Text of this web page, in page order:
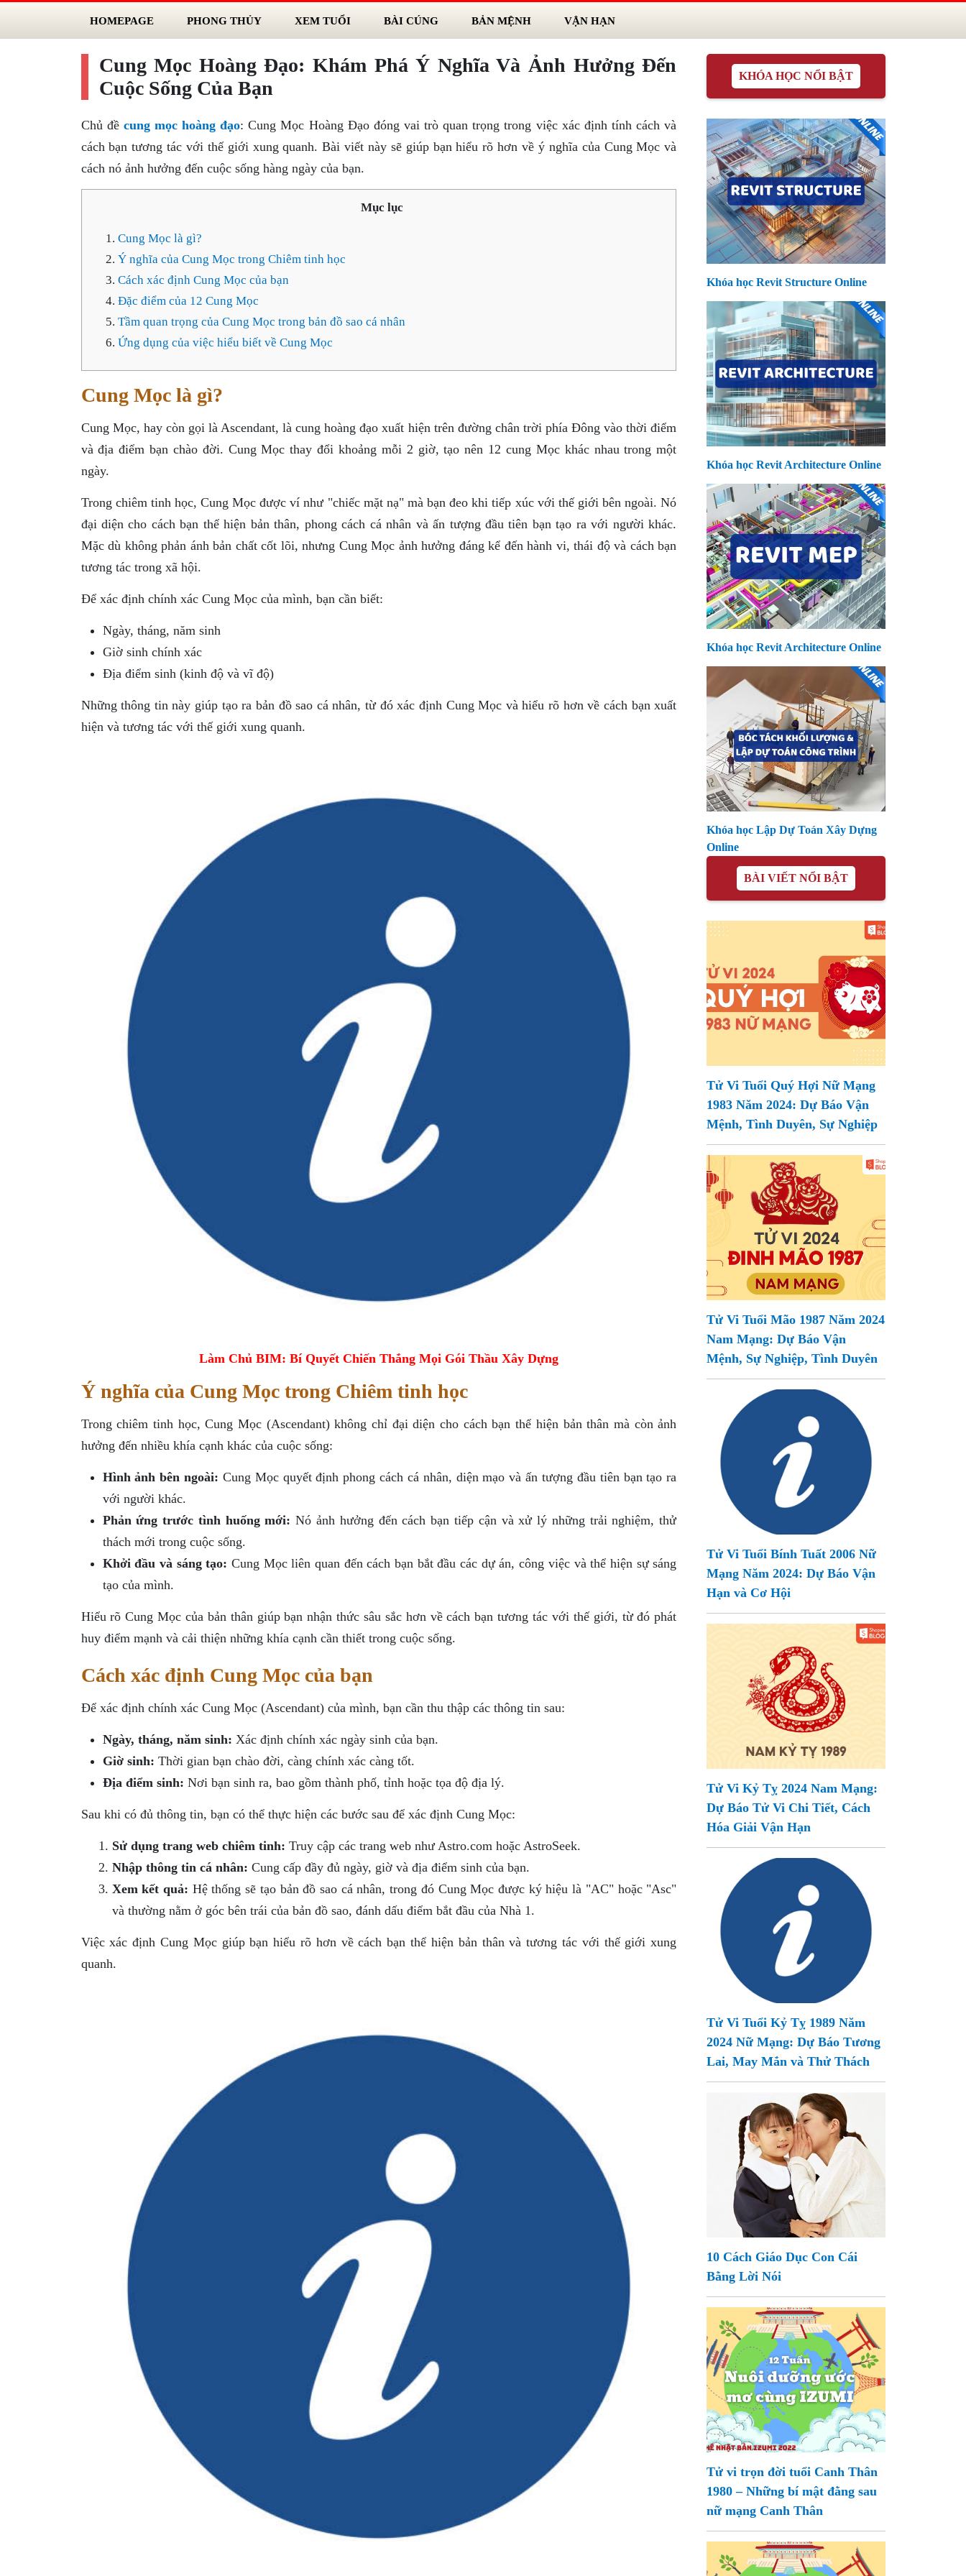
HOMEPAGE PHONG THỦY XEM TUỔI BÀI CÚNG BẢN MỆNH VẬN HẠN
Cung Mọc Hoàng Đạo: Khám Phá Ý Nghĩa Và Ảnh Hưởng Đến
Cuộc Sống Của Bạn
Chủ đề cung mọc hoàng đạo: Cung Mọc Hoàng Đạo đóng vai trò quan trọng trong việc xác định tính cách và
cách bạn tương tác với thế giới xung quanh. Bài viết này sẽ giúp bạn hiểu rõ hơn về ý nghĩa của Cung Mọc và
cách nó ảnh hưởng đến cuộc sống hàng ngày của bạn.
Mục lục
Cung Mọc là gì?
Ý nghĩa của Cung Mọc trong Chiêm tinh học
Cách xác định Cung Mọc của bạn
Đặc điểm của 12 Cung Mọc
Tầm quan trọng của Cung Mọc trong bản đồ sao cá nhân
Ứng dụng của việc hiểu biết về Cung Mọc
Cung Mọc là gì?
Cung Mọc, hay còn gọi là Ascendant, là cung hoàng đạo xuất hiện trên đường chân trời phía Đông vào thời điểm
và địa điểm bạn chào đời. Cung Mọc thay đổi khoảng mỗi 2 giờ, tạo nên 12 cung Mọc khác nhau trong một
ngày.
Trong chiêm tinh học, Cung Mọc được ví như "chiếc mặt nạ" mà bạn đeo khi tiếp xúc với thế giới bên ngoài. Nó
đại diện cho cách bạn thể hiện bản thân, phong cách cá nhân và ấn tượng đầu tiên bạn tạo ra với người khác.
Mặc dù không phản ánh bản chất cốt lõi, nhưng Cung Mọc ảnh hưởng đáng kể đến hành vi, thái độ và cách bạn
tương tác trong xã hội.
Để xác định chính xác Cung Mọc của mình, bạn cần biết:
Ngày, tháng, năm sinh
Giờ sinh chính xác
Địa điểm sinh (kinh độ và vĩ độ)
Những thông tin này giúp tạo ra bản đồ sao cá nhân, từ đó xác định Cung Mọc và hiểu rõ hơn về cách bạn xuất
hiện và tương tác với thế giới xung quanh.
Làm Chủ BIM: Bí Quyết Chiến Thắng Mọi Gói Thầu Xây Dựng
Ý nghĩa của Cung Mọc trong Chiêm tinh học
Trong chiêm tinh học, Cung Mọc (Ascendant) không chỉ đại diện cho cách bạn thể hiện bản thân mà còn ảnh
hưởng đến nhiều khía cạnh khác của cuộc sống:
Hình ảnh bên ngoài: Cung Mọc quyết định phong cách cá nhân, diện mạo và ấn tượng đầu tiên bạn tạo ra
với người khác.
Phản ứng trước tình huống mới: Nó ảnh hưởng đến cách bạn tiếp cận và xử lý những trải nghiệm, thử
thách mới trong cuộc sống.
Khởi đầu và sáng tạo: Cung Mọc liên quan đến cách bạn bắt đầu các dự án, công việc và thể hiện sự sáng
tạo của mình.
Hiểu rõ Cung Mọc của bản thân giúp bạn nhận thức sâu sắc hơn về cách bạn tương tác với thế giới, từ đó phát
huy điểm mạnh và cải thiện những khía cạnh cần thiết trong cuộc sống.
Cách xác định Cung Mọc của bạn
Để xác định chính xác Cung Mọc (Ascendant) của mình, bạn cần thu thập các thông tin sau:
Ngày, tháng, năm sinh: Xác định chính xác ngày sinh của bạn.
Giờ sinh: Thời gian bạn chào đời, càng chính xác càng tốt.
Địa điểm sinh: Nơi bạn sinh ra, bao gồm thành phố, tỉnh hoặc tọa độ địa lý.
Sau khi có đủ thông tin, bạn có thể thực hiện các bước sau để xác định Cung Mọc:
Sử dụng trang web chiêm tinh: Truy cập các trang web như Astro.com hoặc AstroSeek.
Nhập thông tin cá nhân: Cung cấp đầy đủ ngày, giờ và địa điểm sinh của bạn.
Xem kết quả: Hệ thống sẽ tạo bản đồ sao cá nhân, trong đó Cung Mọc được ký hiệu là "AC" hoặc "Asc"
và thường nằm ở góc bên trái của bản đồ sao, đánh dấu điểm bắt đầu của Nhà 1.
Việc xác định Cung Mọc giúp bạn hiểu rõ hơn về cách bạn thể hiện bản thân và tương tác với thế giới xung
quanh.
KHÓA HỌC NỔI BẬT
Khóa học Revit Structure Online
Khóa học Revit Architecture Online
Khóa học Revit Architecture Online
Khóa học Lập Dự Toán Xây Dựng
Online
BÀI VIẾT NỔI BẬT
Tử Vi Tuổi Quý Hợi Nữ Mạng
1983 Năm 2024: Dự Báo Vận
Mệnh, Tình Duyên, Sự Nghiệp
Tử Vi Tuổi Mão 1987 Năm 2024
Nam Mạng: Dự Báo Vận
Mệnh, Sự Nghiệp, Tình Duyên
Tử Vi Tuổi Bính Tuất 2006 Nữ
Mạng Năm 2024: Dự Báo Vận
Hạn và Cơ Hội
Tử Vi Kỷ Tỵ 2024 Nam Mạng:
Dự Báo Tử Vi Chi Tiết, Cách
Hóa Giải Vận Hạn
Tử Vi Tuổi Kỷ Tỵ 1989 Năm
2024 Nữ Mạng: Dự Báo Tương
Lai, May Mắn và Thử Thách
10 Cách Giáo Dục Con Cái
Bằng Lời Nói
Tử vi trọn đời tuổi Canh Thân
1980 – Những bí mật đằng sau
nữ mạng Canh Thân